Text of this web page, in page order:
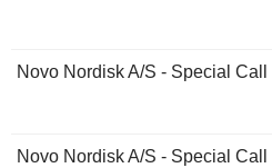
Novo Nordisk A/S - Special Call
Novo Nordisk A/S - Special Call